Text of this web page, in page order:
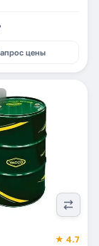
цены
★ 4.7